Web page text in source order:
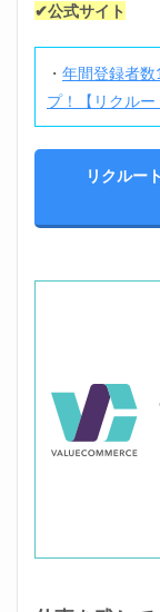
✔公式サイト
・ 年間登録者
プ！
【リクル
リクルー